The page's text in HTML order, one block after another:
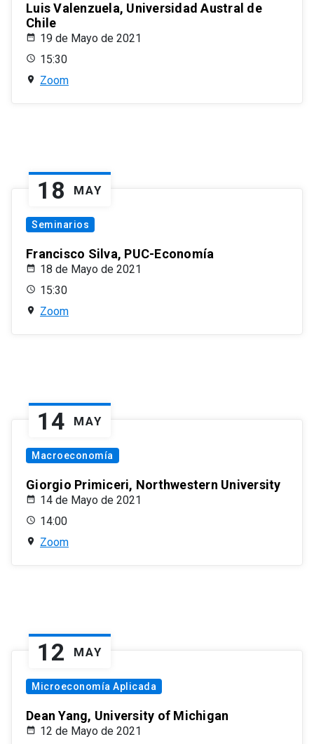
Luis Valenzuela, Universidad Austral de
Chile
19 de Mayo de 2021
15:30
Zoom
18 MAY
Seminarios
Francisco Silva, PUC-Economía
18 de Mayo de 2021
15:30
Zoom
14 MAY
Macroeconomía
Giorgio Primiceri, Northwestern University
14 de Mayo de 2021
14:00
Zoom
12 MAY
Microeconomía Aplicada
Dean Yang, University of Michigan
12 de Mayo de 2021